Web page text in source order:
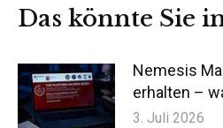
Das könnte Sie
Nemesis
erhalten –
3. Juli 2026